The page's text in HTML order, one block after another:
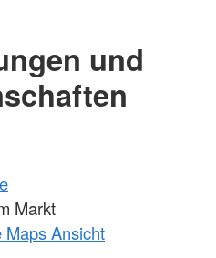
und
Markt
Maps Ansicht